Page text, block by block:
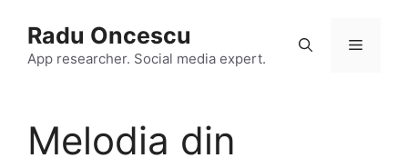
content
Radu Oncescu
App researcher. Social media expert.
Menu
Melodia din